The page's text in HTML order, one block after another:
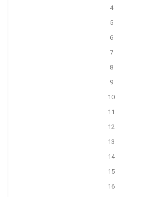
4
5
6
7
8
9
10
11
12
13
14
15
16